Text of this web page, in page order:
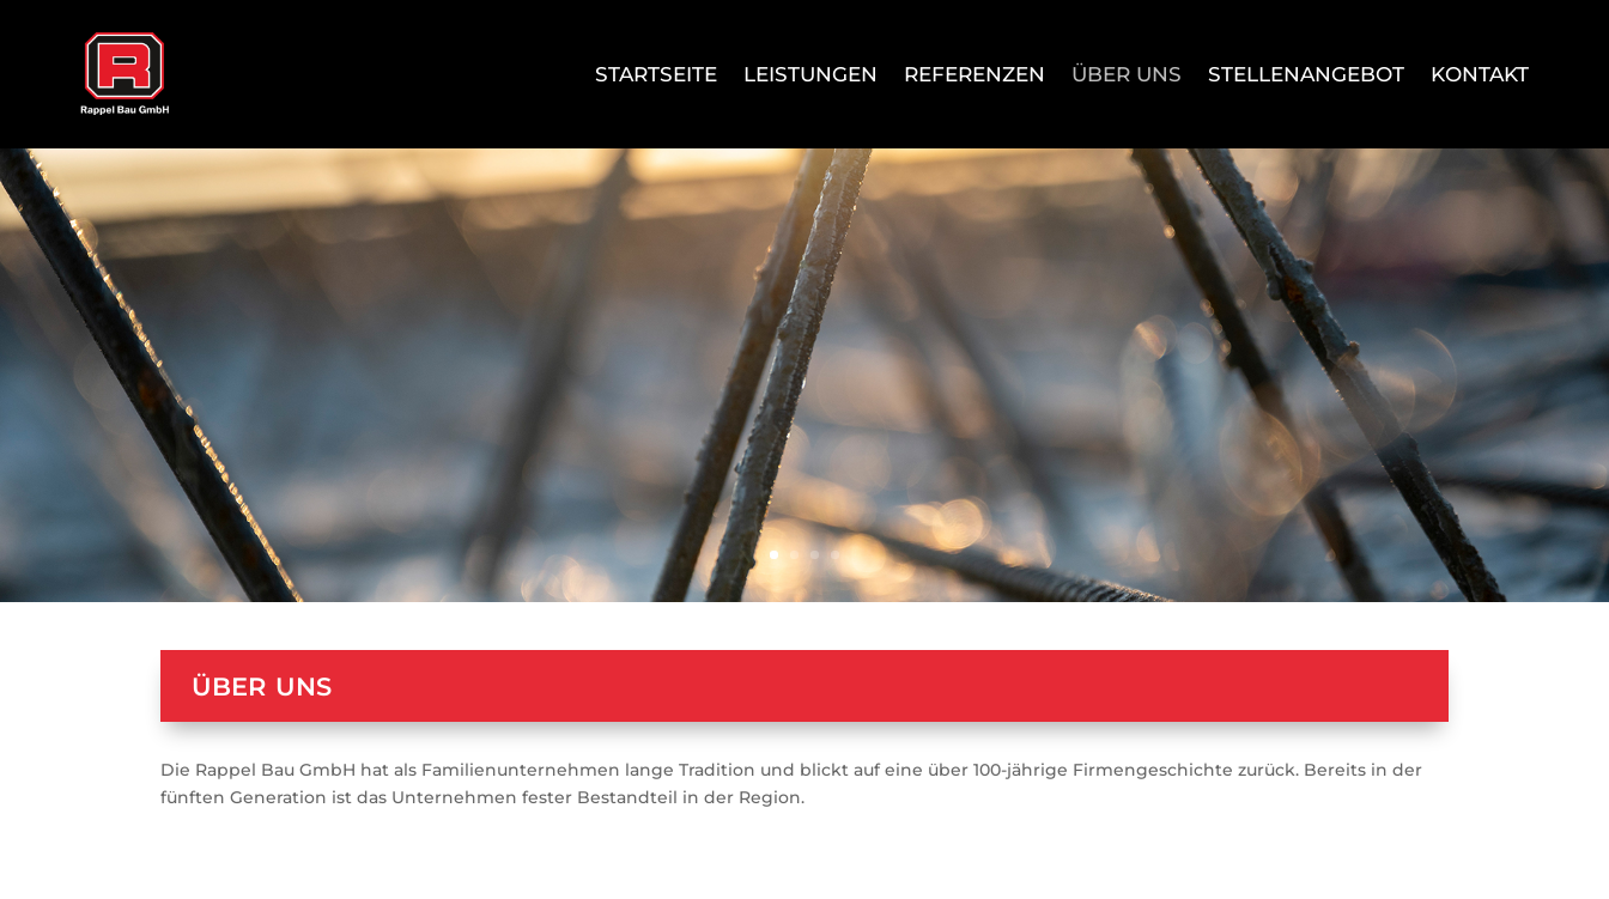
STARTSEITE LEISTUNGEN REFERENZEN ÜBER UNS STELLENANGEBOT KONTAKT
über uns
Die Rappel Bau GmbH hat als Familienunternehmen lange Tradition und blickt auf eine über 100-jährige Firmengeschichte zurück. Bereits in der
fünften Generation ist das Unternehmen fester Bestandteil in der Region.